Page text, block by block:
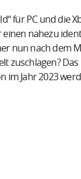
für PC und die
nahezu
nun nach dem
Das
im Jahr 2023